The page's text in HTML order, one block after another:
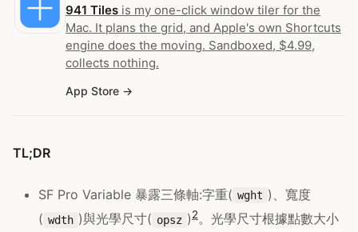
941 Tiles is my one-click window tiler for the
Mac. It plans the grid, and Apple's own Shortcuts
engine does the moving. Sandboxed, $4.99,
collects nothing.
App Store
TL;DR
SF Pro Variable 暴露三條軸:字重( wght )、寬度
( wdth )與光學尺寸( opsz )2。光學尺寸根據點數大小